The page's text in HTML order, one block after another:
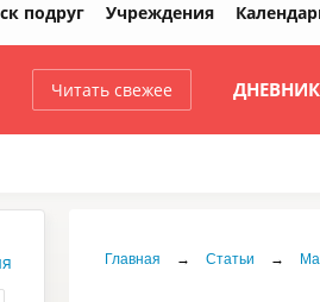
Читать свежее
подруг Учреждения
Главная → Статьи →